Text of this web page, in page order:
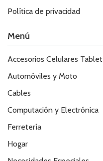
Política de privacidad
Menú
Accesorios Celulares Tablet
Automóviles y Moto
Cables
Computación y Electrónica
Ferretería
Hogar